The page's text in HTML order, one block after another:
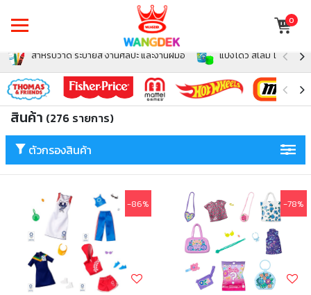
0
สำหรับวาด ระบายสี งานศิลปะ และงานฝีมือ แป้งโดว์ สไลม์ โฟม สำห
สินค้า (276 รายการ)
ตัวกรองสินค้า
-86% -78%